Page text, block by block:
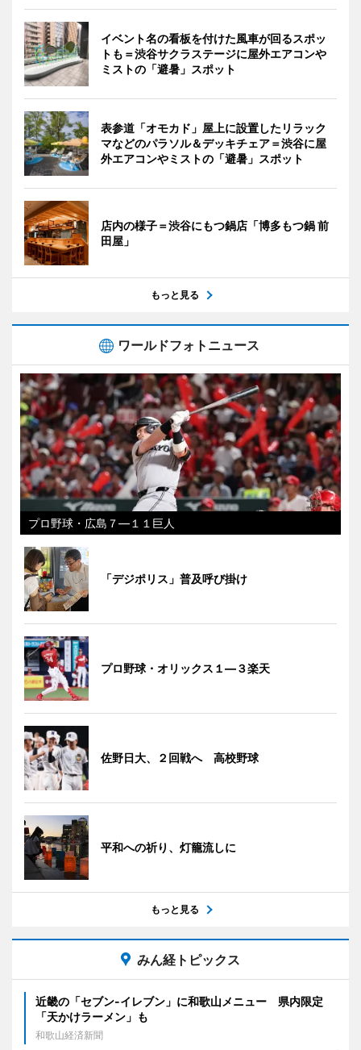
イベント名の看板を付けた風車が回るスポッ
トも＝渋谷サクラステージに屋外エアコンや
ミストの「避暑」スポット
表参道「オモカド」屋上に設置したリラック
マなどのパラソル＆デッキチェア＝渋谷に屋
外エアコンやミストの「避暑」スポット
店内の様子＝渋谷にもつ鍋店「博多もつ鍋 前
田屋」
もっと見る
ワールドフォトニュース
プロ野球・広島７―１１巨人
「デジポリス」普及呼び掛け
プロ野球・オリックス１―３楽天
佐野日大、２回戦へ 高校野球
平和への祈り、灯籠流しに
もっと見る
みん経トピックス
近畿の「セブン-イレブン」に和歌山メニュー 県内限定
「天かけラーメン」も
和歌山経済新聞